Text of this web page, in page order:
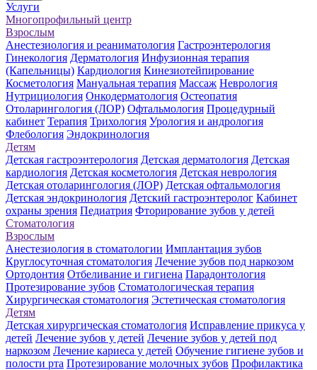
Услуги
Многопрофильный центр
Взрослым
Анестезиология и реаниматология Гастроэнтерология
Гинекология Дерматология Инфузионная терапия
(Капельницы) Кардиология Кинезиотейпирование
Косметология Мануальная терапия Массаж Неврология
Нутрициология Онкодерматология Остеопатия
Отоларингология (ЛОР) Офтальмология Процедурный
кабинет Терапия Трихология Урология и андрология
Флебология Эндокринология
Детям
Детская гастроэнтерология Детская дерматология Детская
кардиология Детская косметология Детская неврология
Детская отоларингология (ЛОР) Детская офтальмология
Детская эндокринология Детский гастроэнтеролог Кабинет
охраны зрения Педиатрия Фторирование зубов у детей
Стоматология
Взрослым
Анестезиология в стоматологии Имплантация зубов
Круглосуточная стоматология Лечение зубов под наркозом
Ортодонтия Отбеливание и гигиена Парадонтология
Протезирование зубов Стоматологическая терапия
Хирургическая стоматология Эстетическая стоматология
Детям
Детская хирургическая стоматология Исправление прикуса у
детей Лечение зубов у детей Лечение зубов у детей под
наркозом Лечение кариеса у детей Обучение гигиене зубов и
полости рта Протезирование молочных зубов Профилактика